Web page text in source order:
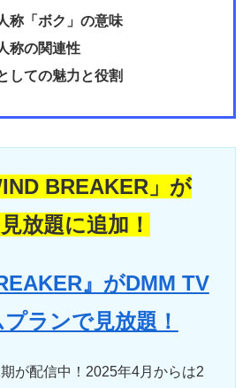
称「ボク」の意味
称の関連性
しての魅力と役割
BREAKER」が
放題に追加！
』がDMM TV
ランで見放題！
が配信中！2025年4月からは2